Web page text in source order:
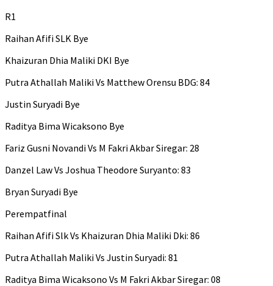
R1
Raihan Afifi SLK Bye
Khaizuran Dhia Maliki DKI Bye
Putra Athallah Maliki Vs Matthew Orensu BDG: 84
Justin Suryadi Bye
Raditya Bima Wicaksono Bye
Fariz Gusni Novandi Vs M Fakri Akbar Siregar: 28
Danzel Law Vs Joshua Theodore Suryanto: 83
Bryan Suryadi Bye
Perempatfinal
Raihan Afifi Slk Vs Khaizuran Dhia Maliki Dki: 86
Putra Athallah Maliki Vs Justin Suryadi: 81
Raditya Bima Wicaksono Vs M Fakri Akbar Siregar: 08